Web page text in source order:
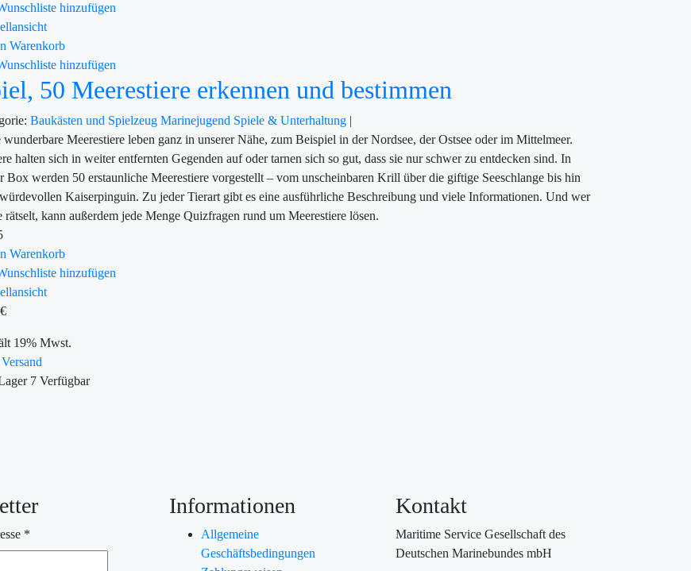
hinzufügen
Warenkorb
hinzufügen
50 Meerestiere erkennen und bestimmen
Baukästen und Spielzeug Marinejugend Spiele & Unterhaltung |
wunderbare Meerestiere leben ganz in unserer Nähe, zum Beispiel in der Nordsee, der Ostsee oder im Mittelmeer.
halten sich in weiter entfernten Gegenden auf oder tarnen sich so gut, dass sie nur schwer zu entdecken sind. In
Box werden 50 erstaunliche Meerestiere vorgestellt – vom unscheinbaren Krill über die giftige Seeschlange bis hin
Kaiserpinguin. Zu jeder Tierart gibt es eine ausführliche Beschreibung und viele Informationen. Und wer
rätselt, kann außerdem jede Menge Quizfragen rund um Meerestiere lösen.
Warenkorb
hinzufügen
€
19% Mwst.
Versand
7 Verfügbar
*
Informationen
Allgemeine
Geschäftsbedingungen
Kontakt
Maritime Service Gesellschaft des
Deutschen Marinebundes mbH